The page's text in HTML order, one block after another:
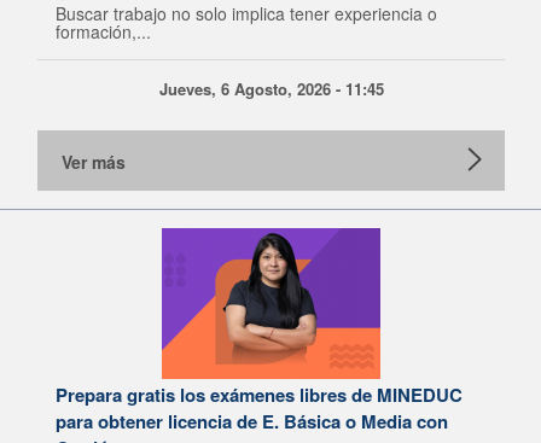
Buscar trabajo no solo implica tener experiencia o
formación,...
Jueves, 6 Agosto, 2026 - 11:45
Ver más
Prepara gratis los exámenes libres de MINEDUC
para obtener licencia de E. Básica o Media con